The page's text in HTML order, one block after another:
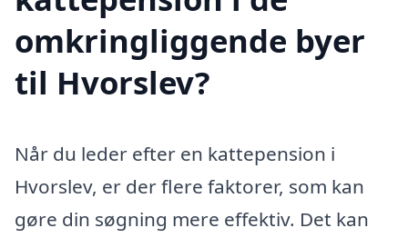
omkringliggende byer
til Hvorslev?
Når du leder efter en kattepension i
Hvorslev, er der flere faktorer, som kan
gøre din søgning mere effektiv. Det kan